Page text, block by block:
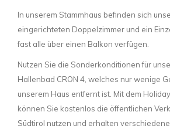
In unserem Stammhaus befinden sich
eingerichteten Doppelzimmer und ein
fast alle über einen Balkon verfügen.
Nutzen Sie die Sonderkonditionen für
Hallenbad CRON 4, welches nur wenige
unserem Haus entfernt ist. Mit dem
können Sie kostenlos die öffentlichen
Südtirol nutzen und erhalten